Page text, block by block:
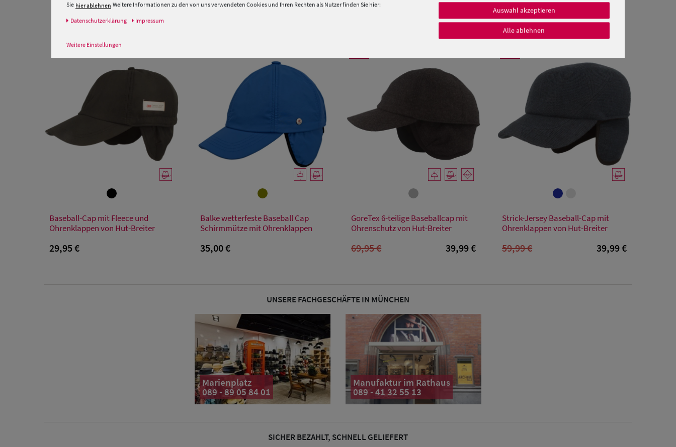
L
Baseball-Cap mit Fleece und
Ohrenklappen von Hut-Breiter
29,95 €
Einheitsgröße
Balke wetterfeste Baseball Cap
Schirmmütze mit Ohrenklappen
35,00 €
55 64
GoreTex 6-teilige Baseballcap mit
Ohrenschutz von Hut-Breiter
69,95 € 39,99 €
57 59 63 64 65
Strick-Jersey Baseball-Cap mit
Ohrenklappen von Hut-Breiter
59,99 € 39,99 €
UNSERE FACHGESCHÄFTE IN MÜNCHEN
Marienplatz
089 - 89 05 84 01
Manufaktur im Rathaus
089 - 41 32 55 13
SICHER BEZAHLT, SCHNELL GELIEFERT
Sie hier ablehnen Weitere Informationen zu den von uns verwendeten Cookies und Ihren Rechten als Nutzer finden Sie hier:
Daten­schutz­erklärung Impressum
Weitere Einstellungen
Auswahl akzeptieren
Alle ablehnen